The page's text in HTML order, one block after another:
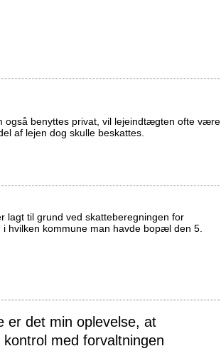
også benyttes privat, vil lejeindtægten ofte være
af lejen dog skulle beskattes.
lagt til grund ved skatteberegningen for
hvilken kommune man havde bopæl den 5.
er det min oplevelse, at
med forvaltningen